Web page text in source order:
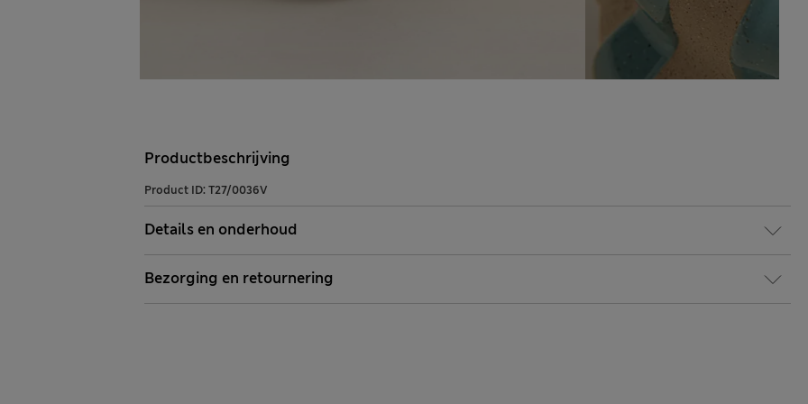
Productbeschrijving
Product ID: T27/0036V
Details en onderhoud
Bezorging en retournering